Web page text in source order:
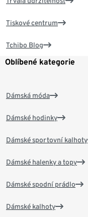
Tiskové centrum
Tchibo Blog
Oblíbené kategorie
Dámská móda
Dámské hodinky
Dámské sportovní kalhoty
Dámské halenky a topy
Dámské spodní prádlo
Dámské kalhoty